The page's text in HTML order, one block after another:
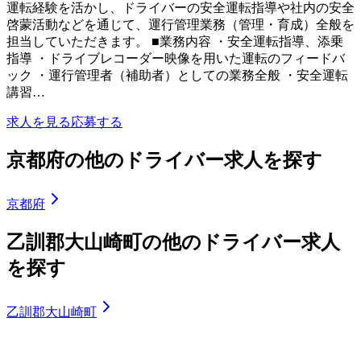
運転経験を活かし、ドライバーの安全運転指導や社内の安全
啓蒙活動などを通じて、運行管理業務（管理・育成）全般を
担当していただきます。 ■業務内容 ・安全運転指導、添乗
指導 ・ドライブレコーダー映像を用いた運転のフィードバ
ック ・運行管理者（補助者）としての業務全般 ・安全運転
講習…
求人を見る応募する
京都府の他のドライバー求人を探す
京都府
乙訓郡大山崎町の他のドライバー求人
を探す
乙訓郡大山崎町